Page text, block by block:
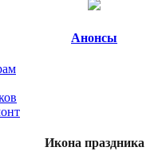
Анонсы
Икона праздника